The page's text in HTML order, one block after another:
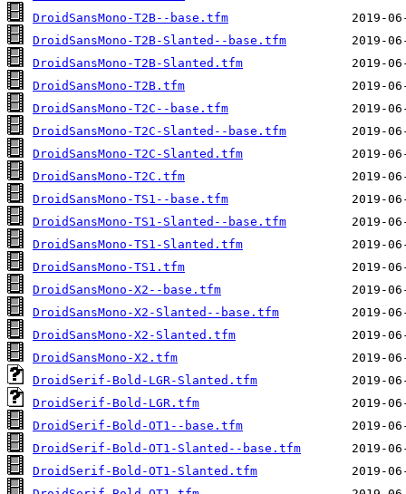
DroidSansMono-T2B--base.tfm
DroidSansMono-T2B-Slanted--base.tfm
DroidSansMono-T2B-Slanted.tfm
DroidSansMono-T2B.tfm
DroidSansMono-T2C--base.tfm
DroidSansMono-T2C-Slanted--base.tfm
DroidSansMono-T2C-Slanted.tfm
DroidSansMono-T2C.tfm
DroidSansMono-TS1--base.tfm
DroidSansMono-TS1-Slanted--base.tfm
DroidSansMono-TS1-Slanted.tfm
DroidSansMono-TS1.tfm
DroidSansMono-X2--base.tfm
DroidSansMono-X2-Slanted--base.tfm
DroidSansMono-X2-Slanted.tfm
DroidSansMono-X2.tfm
DroidSerif-Bold-LGR-Slanted.tfm
DroidSerif-Bold-LGR.tfm
DroidSerif-Bold-OT1--base.tfm
DroidSerif-Bold-OT1-Slanted--base.tfm
DroidSerif-Bold-OT1-Slanted.tfm